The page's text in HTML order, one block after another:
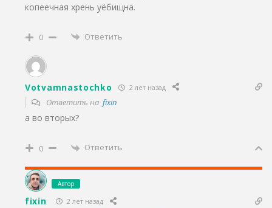
копеечная хрень уёбищна.
0 Ответить
Votvamnastochko 2 лет назад
Ответить на fixin
а во вторых?
0 Ответить
Автор
fixin 2 лет назад